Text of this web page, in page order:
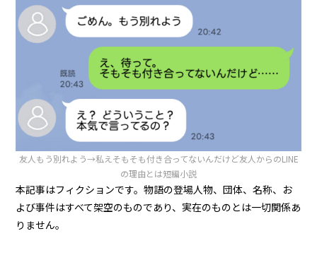
友人もう別れよう→私えそもそも付き合ってないんだけど友人からのLINE
の理由とは短編小説
本記事はフィクションです。物語の登場人物、団体、名称、お
よび事件はすべて架空のものであり、実在のものとは一切関係あ
りません。